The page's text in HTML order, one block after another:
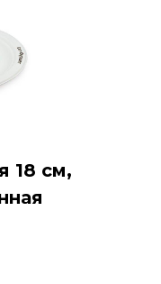
18 см,